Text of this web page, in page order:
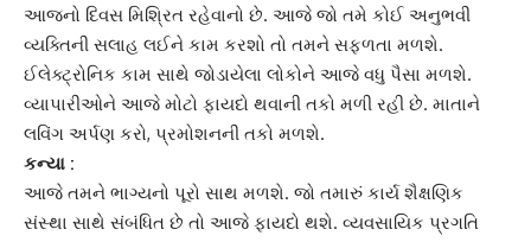
આજનો દિવસ મિશ્રિત રહેવાનો છે. આજે જો તમે કોઈ અનુભવી
વ્યક્તિની સલાહ લઈને કામ કરશો તો તમને સફળતા મળશે.
ઈલેક્ટ્રોનિક કામ સાથે જોડાયેલા લોકોને આજે વધુ પૈસા મળશે.
વ્યાપારીઓને આજે મોટો ફાયદો થવાની તકો મળી રહી છે. માતાને
લવિંગ અર્પણ કરો, પ્રમોશનની તકો મળશે.
કન્યા :
આજે તમને ભાગ્યનો પૂરો સાથ મળશે. જો તમારું કાર્ય શૈક્ષણિક
સંસ્થા સાથે સંબંધિત છે તો આજે ફાયદો થશે. વ્યવસાયિક પ્રગતિ